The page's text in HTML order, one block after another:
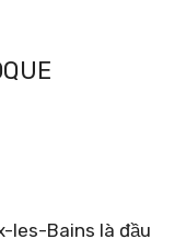
les-Bains là đầu